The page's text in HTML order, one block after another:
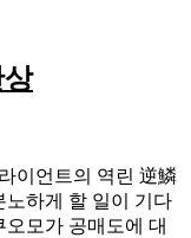
이언트의 역린 逆鱗
노하게 할 일이 기다
모가 공매도에 대